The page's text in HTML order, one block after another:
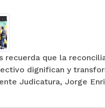
recuerda que la
dignifican y
Judicatura, Jorge